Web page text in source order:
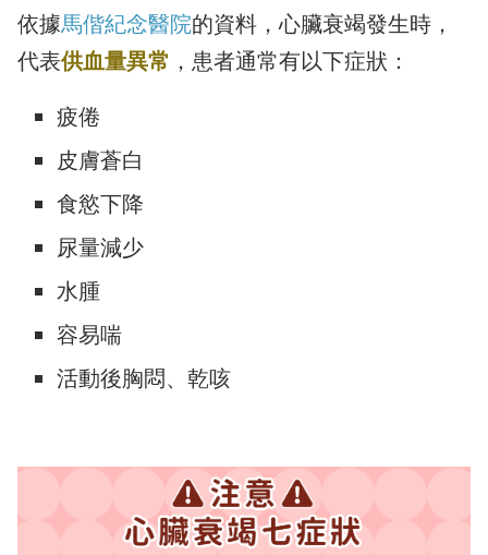
依據馬偕紀念醫院的資料，心臟衰竭發生時，
代表供血量異常 ，患者通常有以下症狀：
疲倦
皮膚蒼白
食慾下降
尿量減少
水腫
容易喘
活動後胸悶、乾咳